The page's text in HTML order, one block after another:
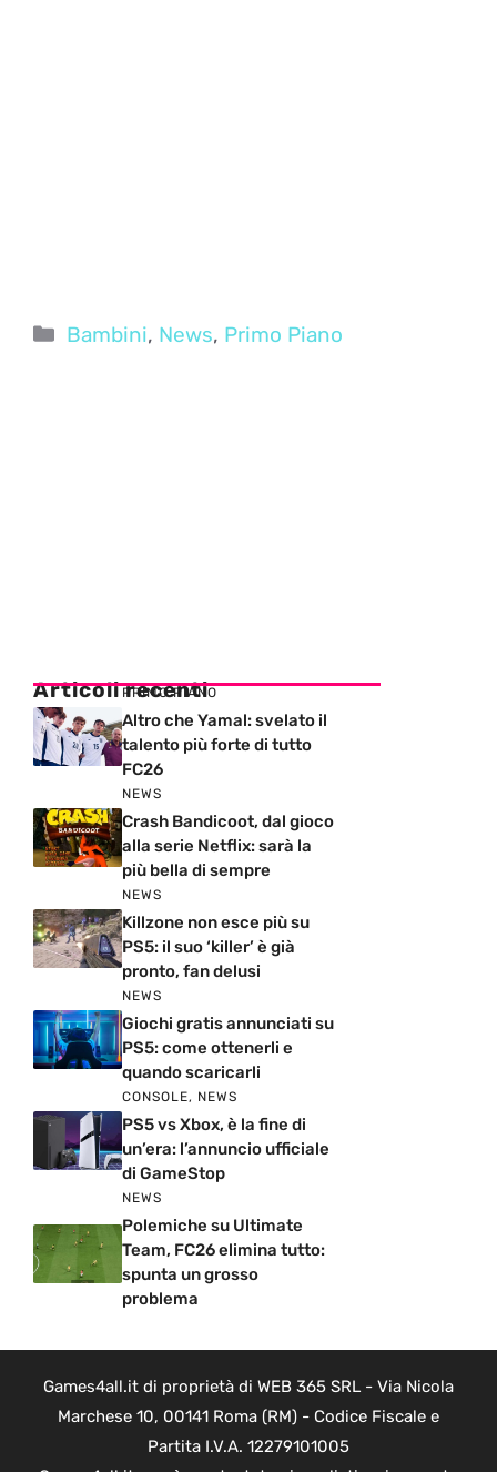
Categorie
Bambini, News, Primo Piano
Articoli recenti
PRIMO PIANO
Altro che Yamal: svelato il
talento più forte di tutto
FC26
NEWS
Crash Bandicoot, dal gioco
alla serie Netflix: sarà la
più bella di sempre
NEWS
Killzone non esce più su
PS5: il suo ‘killer’ è già
pronto, fan delusi
NEWS
Giochi gratis annunciati su
PS5: come ottenerli e
quando scaricarli
CONSOLE, NEWS
PS5 vs Xbox, è la fine di
un’era: l’annuncio ufficiale
di GameStop
NEWS
Polemiche su Ultimate
Team, FC26 elimina tutto:
spunta un grosso
problema
Games4all.it di proprietà di WEB 365 SRL - Via Nicola
Marchese 10, 00141 Roma (RM) - Codice Fiscale e
Partita I.V.A. 12279101005